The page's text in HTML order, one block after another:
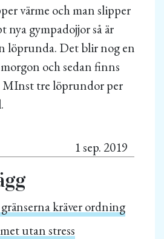
värme och man slipper
nya gympadojjor så är
löprunda. Det blir nog en
och sedan finns
MInst tre löprundor per
1 sep. 2019
kräver ordning
utan stress